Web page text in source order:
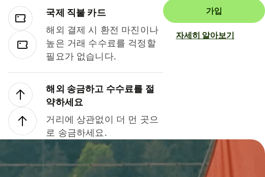
국제 직불 카드
해외 결제 시 환전 마진이나
높은 거래 수수료를 걱정할
필요가 없습니다.
해외 송금하고 수수료를 절
약하세요
거리에 상관없이 더 먼 곳으
로 송금하세요.
가입
자세히 알아보기